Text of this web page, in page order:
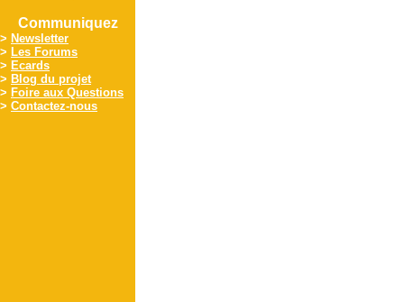
Communiquez
> Newsletter
> Les Forums
> Ecards
> Blog du projet
> Foire aux Questions
> Contactez-nous